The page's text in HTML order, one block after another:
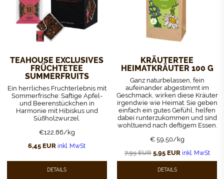
TEAHOUSE EXCLUSIVES
FRÜCHTETEE
SUMMERFRUITS
Ein herrliches Fruchterlebnis mit
Sommerfrische: Saftige Apfel-
und Beerenstückchen in
Harmonie mit Hibiskus und
Süßholzwurzel.
€122,86/kg
6,45EUR inkl. MwSt
DETAILS
KRÄUTERTEE
HEIMATKRÄUTER 100 G
Ganz naturbelassen, fein
aufeinander abgestimmt im
Geschmack, wirken diese Kräuter
irgendwie wie Heimat. Sie geben
einfach ein gutes Gefühl, helfen
dabei runterzukommen und sind
wohltuend nach deftigem Essen.
€ 59,50/kg
7,95EUR Ursprünglicher
Preis
7,95 EUR
5,95 EURAktueller
inkl. MwSt
DETAILS